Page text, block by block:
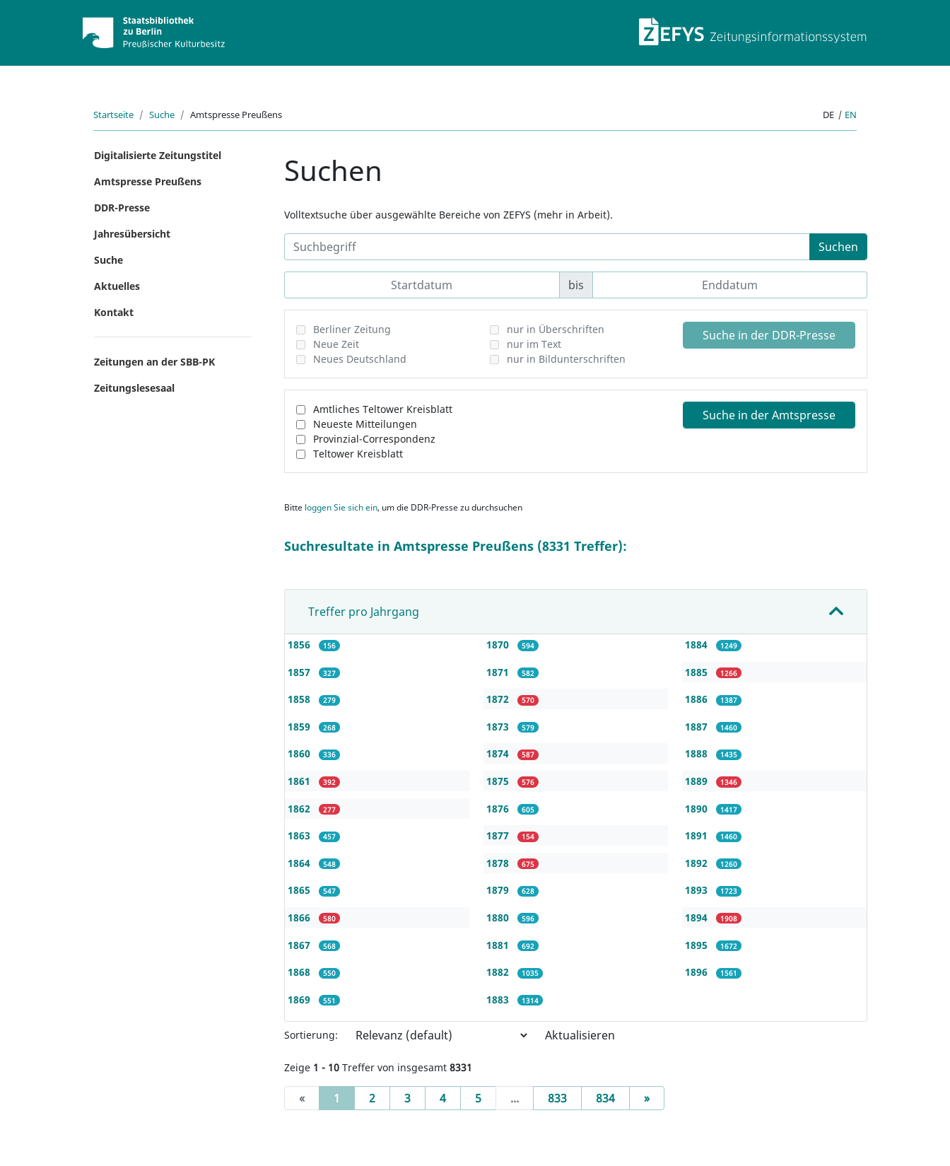
ZEFYS
Startseite Suche Amtspresse Preußens DE | EN
Digitalisierte Zeitungstitel
Amtspresse Preußens
DDR-Presse
Jahresübersicht
Suche
Aktuelles
Kontakt
Zeitungen an der SBB-PK
Zeitungslesesaal
Suchen
Volltextsuche über ausgewählte Bereiche von ZEFYS (mehr in Arbeit).
Suchen
bis
Berliner Zeitung
Neue Zeit
Neues Deutschland
nur in Überschriften
nur im Text
nur in Bildunterschriften
Suche in der DDR-Presse
Amtliches Teltower Kreisblatt
Neueste Mitteilungen
Provinzial-Correspondenz
Teltower Kreisblatt
Suche in der Amtspresse
Bitte loggen Sie sich ein, um die DDR-Presse zu durchsuchen
Suchresultate in Amtspresse Preußens (8331 Treffer):
Treffer pro Jahrgang
1856 156
1857 327
1858 279
1859 268
1860 336
1861 392
1862 277
1863 457
1864 548
1865 547
1866 580
1867 568
1868 550
1869 551
1870 594
1871 582
1872 570
1873 579
1874 587
1875 576
1876 605
1877 154
1878 675
1879 628
1880 596
1881 692
1882 1035
1883 1314
1884 1249
1885 1266
1886 1387
1887 1460
1888 1435
1889 1346
1890 1417
1891 1460
1892 1260
1893 1723
1894 1908
1895 1672
1896 1561
Sortierung: Aktualisieren
Zeige 1 - 10 Treffer von insgesamt 8331
« 1 (current)
2 3 4 5 ... 833 834 »Next